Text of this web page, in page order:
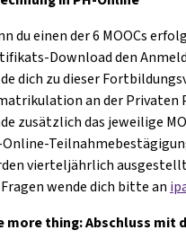
du einen der 6 MOOCs
Download den
dich zu dieser
an der Privaten
zusätzlich das jeweilige
Online-
vierteljährlich
wende dich bitte an
more thing: Abschluss mit